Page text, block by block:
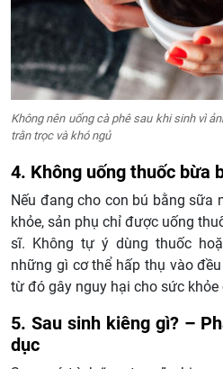
Không nên uống cà phê sau khi sinh vì
trằn trọc và khó ngủ
4. Không uống thuốc bừa
Nếu đang cho con bú bằng sữa
khỏe, sản phụ chỉ được uống
sĩ. Không tự ý dùng thuốc
những gì cơ thể hấp thụ vào
từ đó gây nguy hại cho sức khỏe
5. Sau sinh kiêng gì? –
dục